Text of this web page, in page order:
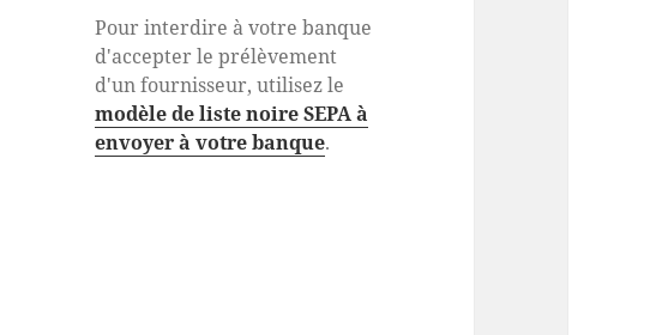
Pour interdire à votre banque
d'accepter le prélèvement
d'un fournisseur, utilisez le
modèle de liste noire SEPA à
envoyer à votre banque.